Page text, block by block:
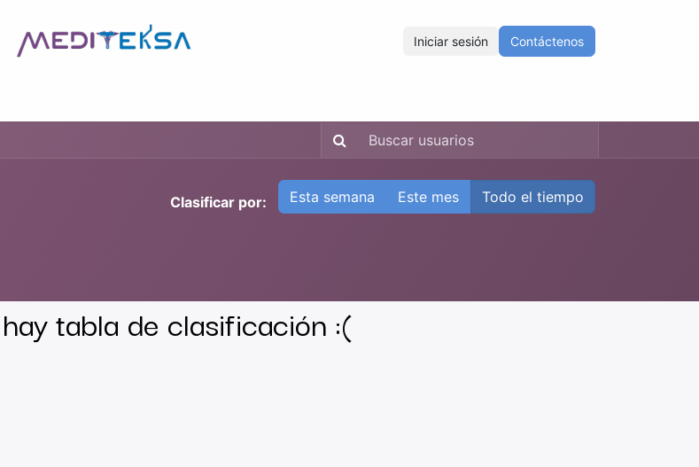
Iniciar sesión Contáctenos
Clasificar por: Esta semana Este mes Todo el tiempo
tabla de clasificación :(